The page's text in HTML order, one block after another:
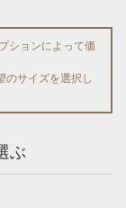
ションによって価
のサイズを選択し
ぶ